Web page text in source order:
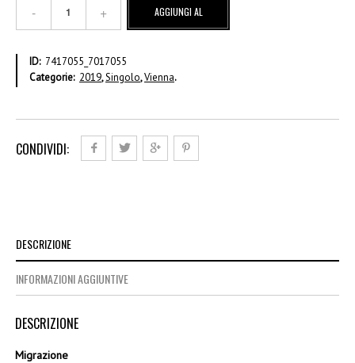
Francobollo
ordinario
AGGIUNGI AL
ID: 7417055_7017055
Categorie: 2019,Singolo,Vienna.
CONDIVIDI:
DESCRIZIONE
INFORMAZIONI AGGIUNTIVE
DESCRIZIONE
Migrazione